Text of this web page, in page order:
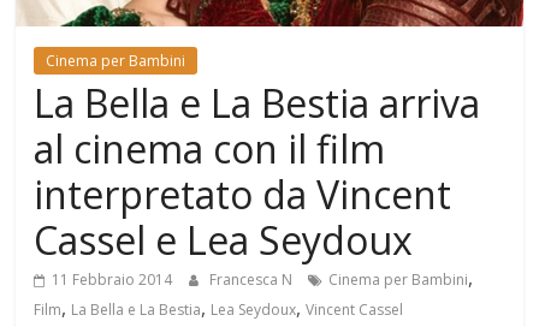
Mondo
Cinema per Bambini
La Bella e La Bestia arriva
al cinema con il film
interpretato da Vincent
Cassel e Lea Seydoux
11 Febbraio 2014 Francesca N Cinema per Bambini,
Film, La Bella e La Bestia, Lea Seydoux,Vincent Cassel